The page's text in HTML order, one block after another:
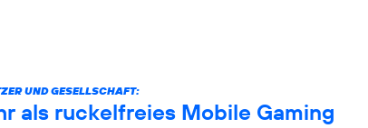
UND GESELLSCHAFT:
als ruckelfreies Mobile Gaming